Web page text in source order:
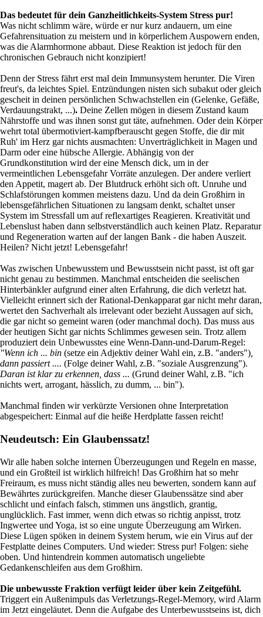
Das bedeutet für dein Ganzheitlichkeits-System Stress pur!
Was nicht schlimm wäre, würde er nur kurz andauern, um eine
Gefahrensituation zu meistern und in körperlichem Auspowern enden,
was die Alarmhormone abbaut. Diese Reaktion ist jedoch für den
chronischen Gebrauch nicht konzipiert!
Denn der Stress fährt erst mal dein Immunsystem herunter. Die Viren
freut's, da leichtes Spiel. Entzündungen nisten sich subakut oder gleich
gescheit in deinen persönlichen Schwachstellen ein (Gelenke, Gefäße,
Verdauungstrakt, ...). Deine Zellen mögen in diesem Zustand kaum
Nährstoffe und was ihnen sonst gut täte, aufnehmen. Oder dein Körper
wehrt total übermotiviert-kampfberauscht gegen Stoffe, die dir mit
Ruh' im Herz gar nichts ausmachten: Unverträglichkeit in Magen und
Darm oder eine hübsche Allergie. Abhängig von der
Grundkonstitution wird der eine Mensch dick, um in der
vermeintlichen Lebensgefahr Vorräte anzulegen. Der andere verliert
den Appetit, magert ab. Der Blutdruck erhöht sich oft. Unruhe und
Schlafstörungen kommen meistens dazu. Und da dein Großhirn in
lebensgefährlichen Situationen zu langsam denkt, schaltet unser
System im Stressfall um auf reflexartiges Reagieren. Kreativität und
Lebenslust haben dann selbstverständlich auch keinen Platz. Reparatur
und Regeneration warten auf der langen Bank - die haben Auszeit.
Heilen? Nicht jetzt! Lebensgefahr!
Was zwischen Unbewusstem und Bewusstsein nicht passt, ist oft gar
nicht genau zu bestimmen. Manchmal entscheiden die seelischen
Hinterbänkler aufgrund einer alten Erfahrung, die dich verletzt hat.
Vielleicht erinnert sich der Rational-Denkapparat gar nicht mehr daran,
wertet den Sachverhalt als irrelevant oder bezieht Aussagen auf sich,
die gar nicht so gemeint waren (oder manchmal doch). Das muss aus
der heutigen Sicht gar nichts Schlimmes gewesen sein. Trotz allem
produziert dein Unbewusstes eine Wenn-Dann-und-Darum-Regel:
"Wenn ich ... bin (setze ein Adjektiv deiner Wahl ein, z.B. "anders")
dann passiert .... (Folge deiner Wahl, z.B. "soziale Ausgrenzung").
Daran ist klar zu erkennen, dass ... (Grund deiner Wahl, z.B. "ich
nichts wert, arrogant, hässlich, zu dumm, ... bin").
Manchmal finden wir verkürzte Versionen ohne Interpretation
abgespeichert: Einmal auf die heiße Herdplatte fassen reicht!
Neudeutsch: Ein Glaubenssatz!
Wir alle haben solche internen Überzeugungen und Regeln en masse,
und ein Großteil ist wirklich hilfreich! Das Großhirn hat so mehr
Freiraum, es muss nicht ständig alles neu bewerten, sondern kann auf
Bewährtes zurückgreifen. Manche dieser Glaubenssätze sind aber
schlicht und einfach falsch, stimmen uns ängstlich, grantig,
unglücklich. Fast immer, wenn dich etwas so richtig anpisst, trotz
Ingwertee und Yoga, ist so eine ungute Überzeugung am Wirken.
Diese Lügen spöken in deinem System herum, wie ein Virus auf der
Festplatte deines Computers. Und wieder: Stress pur! Folgen: siehe
oben. Und hintendrein kommen automatisch ungeliebte
Gedankenschleifen aus dem Großhirn.
Die unbewusste Fraktion verfügt leider über kein Zeitgefühl.
Triggert ein Außenimpuls das Verletzungs-Regel-Memory, wird Alarm
im Jetzt eingeläutet. Denn die Aufgabe des Unterbewusstseins ist, dich